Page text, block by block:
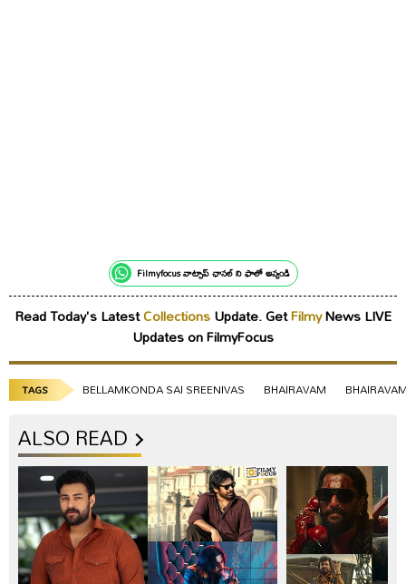
Filmyfocus వాట్సాప్ ఛానల్ ని ఫాలో అవ్వండి
Read Today's LatestCollectionsUpdate. GetFilmyNews LIVE
Updates on FilmyFocus
TAGS BELLAMKONDA SAI SREENIVAS BHAIRAVAM
ALSO READ